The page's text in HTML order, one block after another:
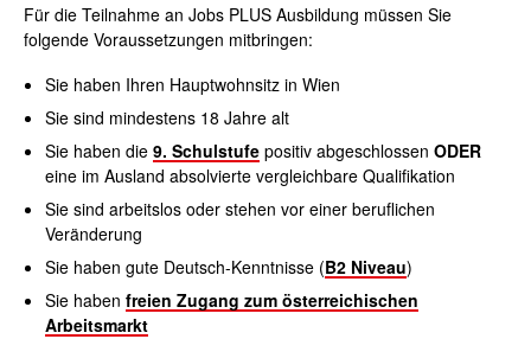
Für die Teilnahme an Jobs PLUS Ausbildung müssen Sie
folgende Voraussetzungen mitbringen:
Sie haben Ihren Hauptwohnsitz in Wien
Sie sind mindestens 18 Jahre alt
Sie haben die 9. Schulstufepositiv abgeschlossen ODER
eine im Ausland absolvierte vergleichbare Qualifikation
Sie sind arbeitslos oder stehen vor einer beruflichen
Veränderung
Sie haben gute Deutsch-Kenntnisse (B2 Niveau)
Sie haben freien Zugang zum österreichischen
Arbeitsmarkt